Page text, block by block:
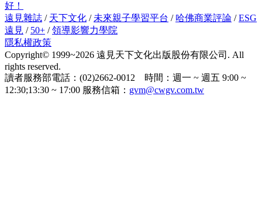
好！
遠見雜誌 / 天下文化 / 未來親子學習平台 / 哈佛商業評論 /ESG
遠見 / 50+ /領導影響力學院
隱私權政策
Copyright© 1999~2026 遠見天下文化出版股份有限公司. All
rights reserved.
讀者服務部電話：(02)2662-0012 時間：週一 ~ 週五 9:00 ~
12:30;13:30 ~ 17:00 服務信箱： gvm@cwgv.com.tw